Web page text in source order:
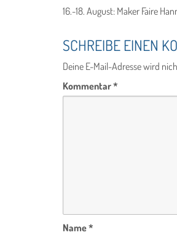
16.-18. August: Maker Faire
SCHREIBE EINEN
Deine E-Mail-Adresse wird
Kommentar*
Name*